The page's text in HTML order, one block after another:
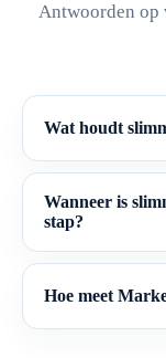
Antwoorden op
Wat houdt
Wanneer is
stap?
Hoe meet